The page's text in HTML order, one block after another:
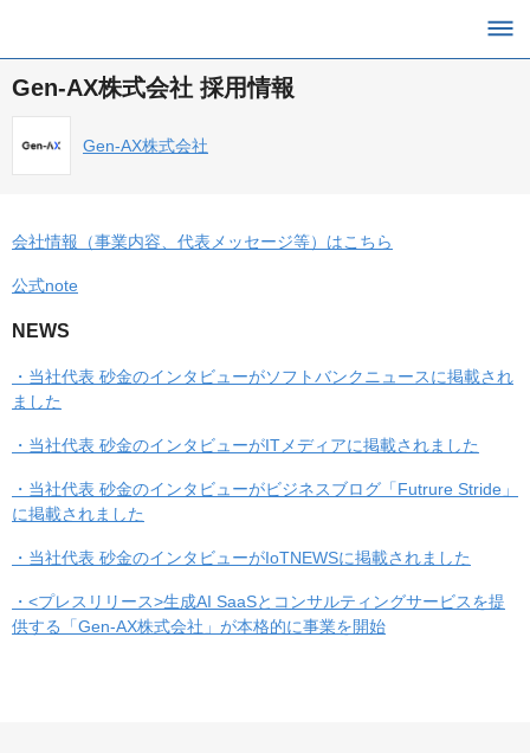
Gen-AX株式会社 採用情報
Gen-AX株式会社
会社情報（事業内容、代表メッセージ等）はこちら
公式note
NEWS
・当社代表 砂金のインタビューがソフトバンクニュースに掲載され
ました
・当社代表 砂金のインタビューがITメディアに掲載されました
・当社代表 砂金のインタビューがビジネスブログ「Futrure Stride」
に掲載されました
・当社代表 砂金のインタビューがIoTNEWSに掲載されました
・<プレスリリース>生成AI SaaSとコンサルティングサービスを提
供する「Gen-AX株式会社」が本格的に事業を開始